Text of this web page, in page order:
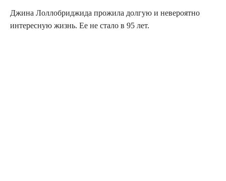
Джина Лоллобриджида прожила долгую и невероятно
интересную жизнь. Ее не стало в 95 лет.